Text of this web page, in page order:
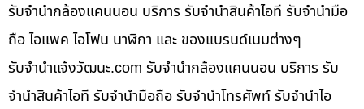
รับจำนำกล้องแคนนอน บริการ รับจำนำสินค้าไอที รับจำนำมือ
ถือ ไอแพค ไอโฟน นาฬิกา และ ของแบรนด์เนมต่างๆ
รับจํานําแจ้งวัฒนะ.com รับจำนำกล้องแคนนอน บริการ รับ
จำนำสินค้าไอที รับจำนำมือถือ รับจำนำโทรศัพท์ รับจำนำไอ